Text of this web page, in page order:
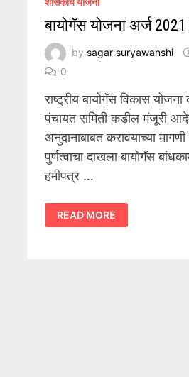
बायोगॅस योजना अर्ज
bysagar suryawanshi
0
राष्ट्रीय बायोगॅस विकास
पंचायत समिती कडील मंजूरी
अनुदानाबाबत करावयाच्या
पुर्णत्वाचा दाखला बायोगॅस
हमीपत्र …
बायोगॅस
योजना
अर्ज
READ MORE